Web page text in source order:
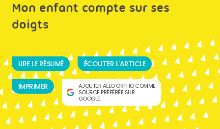
Mon enfant compte sur ses
doigts
LIRE LE RÉSUMÉ ÉCOUTER L'ARTICLE
IMPRIMER
AJOUTER ALLO ORTHO COMME
SOURCE PRÉFÉRÉE SUR
GOOGLE